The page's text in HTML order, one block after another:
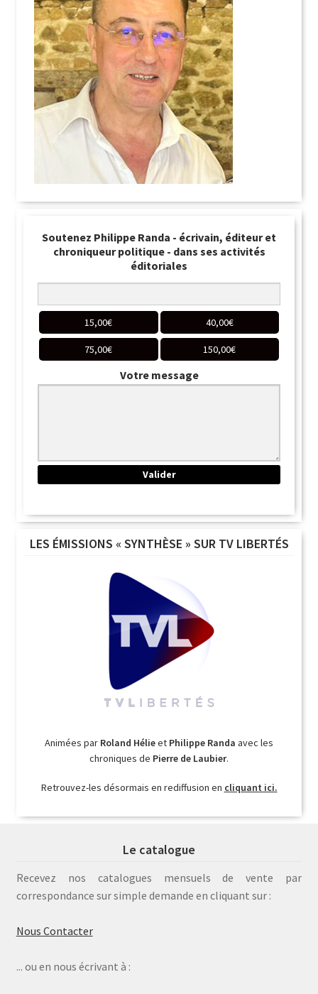
Soutenez Philippe Randa - écrivain, éditeur et
chroniqueur politique - dans ses activités
éditoriales
15,00€ 40,00€
75,00€ 150,00€
Votre message
LES ÉMISSIONS « SYNTHÈSE » SUR TV LIBERTÉS
Animées par Roland Hélieet Philippe Randa avec les
chroniques de Pierre de Laubier.
Retrouvez-les désormais en rediffusion en cliquant ici.
Le catalogue
Recevez nos catalogues mensuels de vente par
correspondance sur simple demande en cliquant sur :
Nous Contacter
... ou en nous écrivant à :